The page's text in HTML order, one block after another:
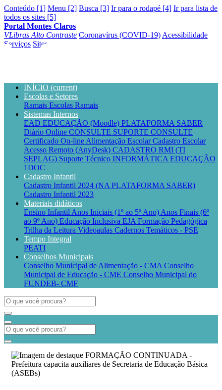
Conteúdo [1] Menu [2] Busca [3] Ir para o rodapé [4] Ir para lista de
todos os sites [5]
Portal Montes Claros
VLibras Alto Contraste Coronavírus (COVID-19) Acessibilidade
Serviços Sites
INÍCIO (current)
Escolas e Setores
Ramais Escolas Ramais
Sistemas Internos
EAD EDUCAÇÃO (Moodle) PLATAFORMA SABER
Diário Online CONSULTE SUPORTE CONSULTE
Certificado On-line Alimentação EscolarCadastro Escolar
Acesso Remoto (AnyDesk) CADASTRO RMI (TI
SEPLAG) Suporte Técnico INFORMÁTICA EDUCAÇÃO
1DOC
Cadastro Infantil
Cadastro Infantil 2024 (NA PLATAFORMA SABER)
Cadastro Infantil 2023
Materiais didáticos
Ensino Infantil Anos Iniciais (1º ao 5º Ano) Anos Finais (6º
ao 9º Ano) Educação Inclusiva EJA Formação Pedagógica
Trilha da Leitura Videoaulas Cadernos Temáticos - PSE
Tempo Integral
PEATI
Conselhos Municipais
Conselho Municipal de Alimentação - CMA Conselho
Municipal de Educação - CME Conselho Municipal do
FUNDEB- CMF